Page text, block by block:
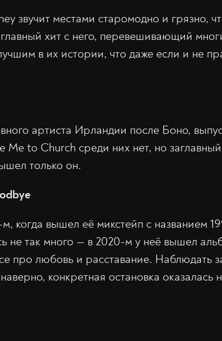
звучит местами старомодно и грязно,
хит с него, перевешивающий
в их истории, что даже если и не
артиста Ирландии после Боно,
to Church среди них нет, но заглавный
только он.
когда вышел её микстейп с названием
не так много — в 2020-м у неё вышел
про любовь и расставание. Наблюдать
конкретная остановка оказалась